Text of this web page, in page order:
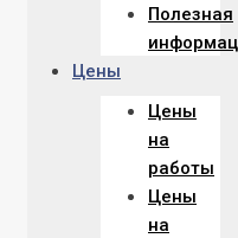
Полезная
Цены
Цены
на
работы
Цены
на